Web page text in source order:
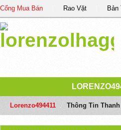
Cổng Mua Bán Rao Vặt Bản
Lorenzo494411 Thông Tin Thanh